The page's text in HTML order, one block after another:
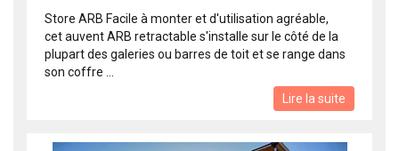
Store ARB Facile à monter et d'utilisation agréable,
cet auvent ARB retractable s'installe sur le côté de la
plupart des galeries ou barres de toit et se range dans
son coffre ...
Lire la suite